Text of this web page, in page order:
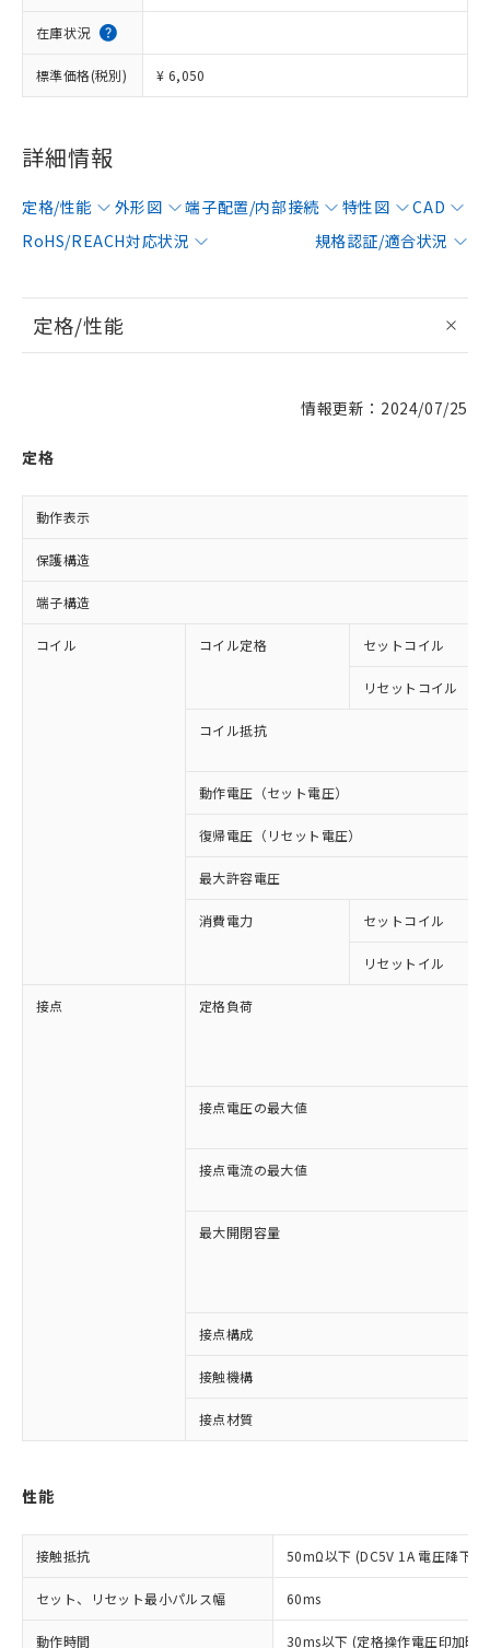
在庫状況
標準価格(税別) ¥ 6,050
詳細情報
定格/性能 外形図 端子配置/内部接続 特性図
CAD
RoHS/REACH対応状況
規格認証/適合状況
定格/性能
情報更新：2024/07/25
定格
動作表示
保護構造
端子構造
コイル コイル定格 セットコイル
リセットコイル
コイル抵抗
動作電圧（セット電圧）
復帰電圧（リセット電圧）
最大許容電圧
消費電力 セットコイル
リセットイル
接点 定格負荷
接点電圧の最大値
接点電流の最大値
最大開閉容量
接点構成
接触機構
接点材質
性能
接触抵抗 50mΩ以下 (DC5V 1A 電圧降下法)
セット、リセット最小パルス幅 60ms
動作時間 30ms以下 (定格操作電圧印加時
以下の条件をお読みいただき、同意のうえ
ご利用ください。
本サービスは、当社制御機器事業取扱
対応済み：EU RoHS指令（10物質）の
対応予定なし：EU RoHS指令（10物質）の
非含有に非対応の商品で、対応品を出す予
定はありません。
調査・確認中：EU RoHS指令（10物質）の
非含有の対応状況を調査中または確認中の
※1 中国RoHS○×表